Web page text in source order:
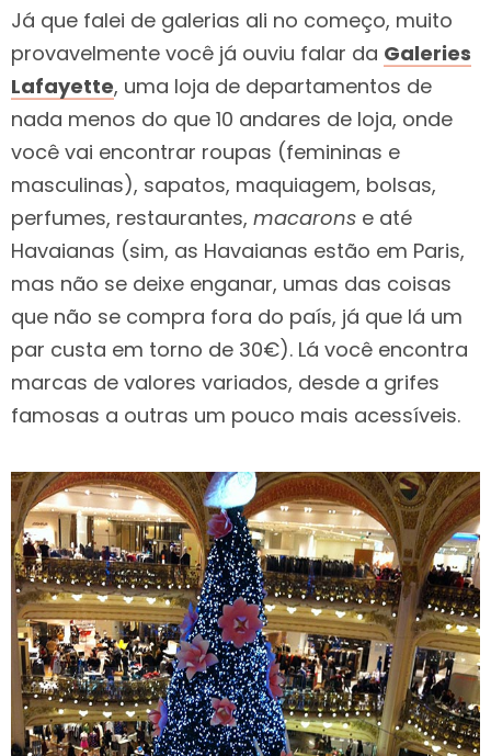
Já que falei de galerias ali no começo, muito
provavelmente você já ouviu falar da Galeries
Lafayette, uma loja de departamentos de
nada menos do que 10 andares de loja, onde
você vai encontrar roupas (femininas e
masculinas), sapatos, maquiagem, bolsas,
perfumes, restaurantes, macarons e até
Havaianas (sim, as Havaianas estão em Paris,
mas não se deixe enganar, umas das coisas
que não se compra fora do país, já que lá um
par custa em torno de 30€). Lá você encontra
marcas de valores variados, desde a grifes
famosas a outras um pouco mais acessíveis.